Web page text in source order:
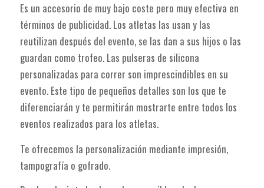
Es un accesorio de muy bajo coste pero muy efectiva en
términos de publicidad. Los atletas las usan y las
reutilizan después del evento, se las dan a sus hijos o las
guardan como trofeo. Las pulseras de silicona
personalizadas para correr son imprescindibles en su
evento. Este tipo de pequeños detalles son los que te
diferenciarán y te permitirán mostrarte entre todos los
eventos realizados para los atletas.
Te ofrecemos la personalización mediante impresión,
tampografía o gofrado.